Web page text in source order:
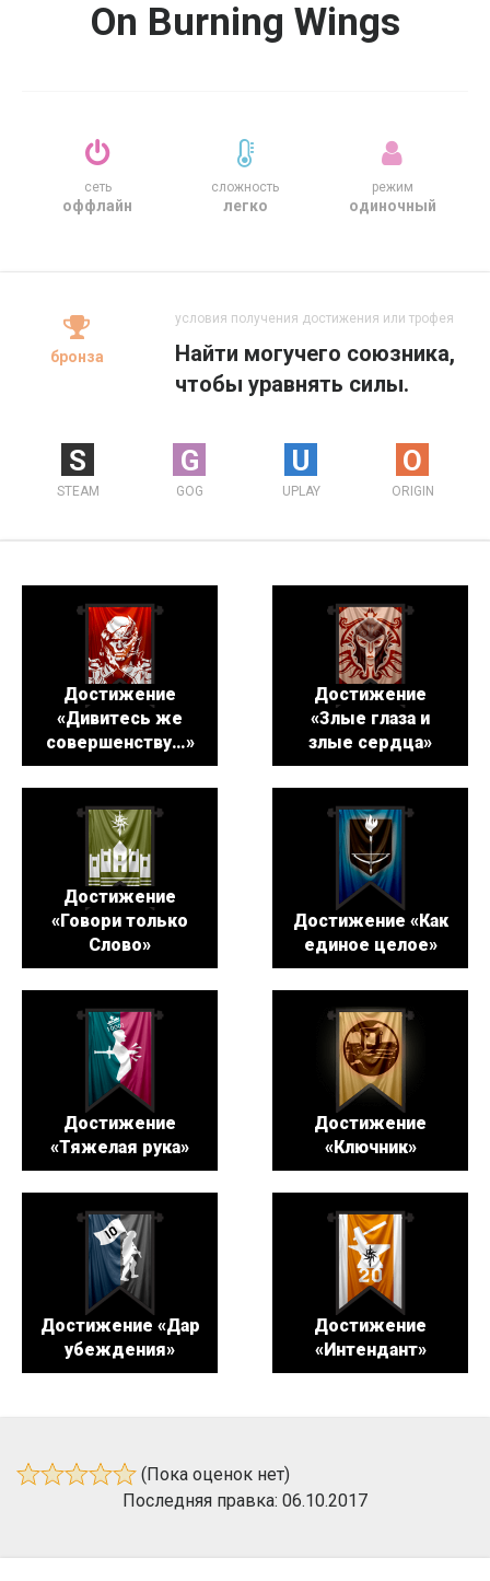
On Burning Wings
сеть
оффлайн
сложность
легко
режим
одиночный
бронза
условия получения достижения или трофея
Найти могучего союзника,
чтобы уравнять силы.
S
STEAM
G
GOG
U
UPLAY
O
ORIGIN
Достижение
«Дивитесь же
совершенству…»
Достижение
«Злые глаза и
злые сердца»
Достижение
«Говори только
Слово»
Достижение «Как
единое целое»
Достижение
«Тяжелая рука»
Достижение
«Ключник»
Достижение «Дар
убеждения»
Достижение
«Интендант»
(Пока оценок нет)
Последняя правка: 06.10.2017